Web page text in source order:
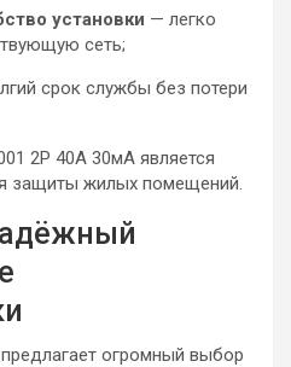
установки — легко
сеть;
срок службы без потери
2P 40A 30мА является
защиты жилых помещений.
огромный выбор